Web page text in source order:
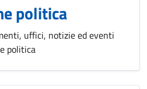
politica
uffici, notizie ed eventi
politica